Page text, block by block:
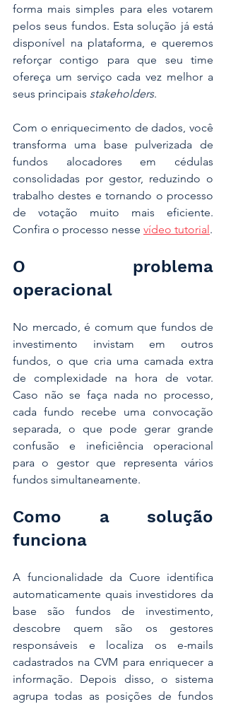
forma mais simples para eles votarem
pelos seus fundos. Esta solução já está
disponível na plataforma, e queremos
reforçar contigo para que seu time
ofereça um serviço cada vez melhor a
seus principais stakeholders.
Com o enriquecimento de dados, você
transforma uma base pulverizada de
fundos alocadores em cédulas
consolidadas por gestor, reduzindo o
trabalho destes e tornando o processo
de votação muito mais eficiente.
Confira o processo nesse vídeo tutorial .
O problema
operacional
No mercado, é comum que fundos de
investimento invistam em outros
fundos, o que cria uma camada extra
de complexidade na hora de votar.
Caso não se faça nada no processo,
cada fundo recebe uma convocação
separada, o que pode gerar grande
confusão e ineficiência operacional
para o gestor que representa vários
fundos simultaneamente.
Como a solução
funciona
A funcionalidade da Cuore identifica
automaticamente quais investidores da
base são fundos de investimento,
descobre quem são os gestores
responsáveis e localiza os e-mails
cadastrados na CVM para enriquecer a
informação. Depois disso, o sistema
agrupa todas as posições de fundos